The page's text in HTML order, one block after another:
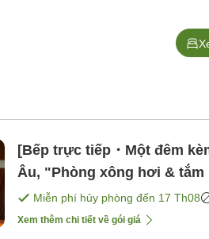
[Bếp trực tiếp・Một đêm
Âu, "Phòng xông hơi &
đẹp" được khuyến nghị
hơi! [Không bao gồm bữa
Miễn phí hủy phòng đến 17 Th08
Xem thêm chi tiết về gói giá